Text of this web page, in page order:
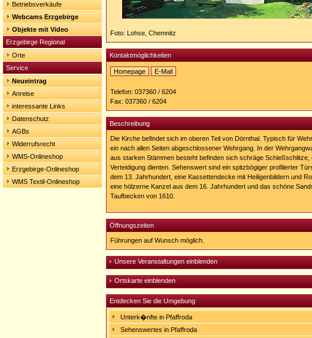
Betriebsverkäufe
Webcams Erzgebirge
Objekte mit Video
Erzgebirge Regional
Orte
Service
Neueintrag
Anreise
interessante Links
Datenschutz
AGBs
Widerrufsrecht
WMS-Onlineshop
Erzgebirge-Onlineshop
WMS Textil-Onlineshop
Foto: Lohse, Chemnitz
Kontaktmöglichkeiten
Homepage
http://www.pfaffroda.de/
E-Mail
Telefon: 037360 / 6204
Fax: 037360 / 6204
Beschreibung
Die Kirche befindet sich im oberen Teil von Dörnthal. Typisch für
ein nach allen Seiten abgeschlossener Wehrgang. In der
aus starken Stämmen besteht befinden sich schräge Schießschlitze,
Verteidigung dienten. Sehenswert sind ein spitzbögiger profilierter
dem 13. Jahrhundert, eine Kassettendecke mit Heiligenbildern und
eine hölzerne Kanzel aus dem 16. Jahrhundert und das schöne
Taufbecken von 1610.
Öffnungszeiten
Führungen auf Wunsch möglich.
Unsere Veranstaltungen einblenden
Ortskarte einblenden
Entdecken Sie die Umgebung
Unterk�nfte in Pfaffroda
Sehenswertes in Pfaffroda